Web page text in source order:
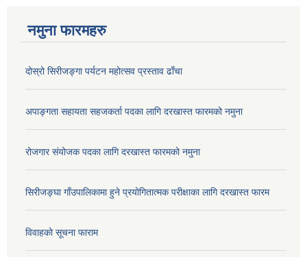
नमुना फारमहरु
दोस्रो सिरीजङ्गा पर्यटन महोत्सव प्रस्ताव ढाँचा
अपाङ्गता सहायता सहजकर्ता पदका लागि दरखास्त फारमको नमुना
रोजगार संयोजक पदका लागि दरखास्त फारमको नमुना
सिरीजङ्घा गाँउपालिकामा हुने प्रयोगितात्मक परीक्षाका लागि दरखास्त फारम
विवाहको सूचना फाराम